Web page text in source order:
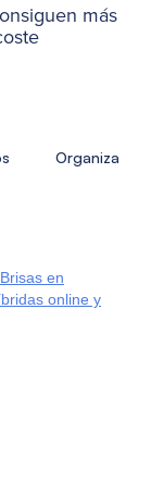
más